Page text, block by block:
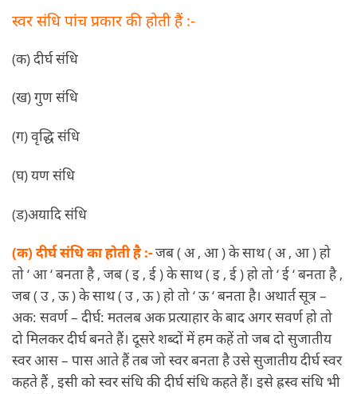
स्वर संधि पांच प्रकार की होती हैं :-
(क) दीर्घ संधि
(ख) गुण संधि
(ग) वृद्धि संधि
(घ) यण संधि
(ड)अयादि संधि
(क) दीर्घ संधि का होती है :-जब ( अ , आ ) के साथ ( अ , आ ) हो
तो ‘ आ ‘ बनता है , जब ( इ , ई ) के साथ ( इ , ई ) हो तो ‘ ई ‘ बनता है ,
जब ( उ , ऊ ) के साथ ( उ , ऊ ) हो तो ‘ ऊ ‘ बनता है। अथार्त सूत्र –
अक: सवर्ण – दीर्घ: मतलब अक प्रत्याहार के बाद अगर सवर्ण हो तो
दो मिलकर दीर्घ बनते हैं। दूसरे शब्दों में हम कहें तो जब दो सुजातीय
स्वर आस – पास आते हैं तब जो स्वर बनता है उसे सुजातीय दीर्घ स्वर
कहते हैं , इसी को स्वर संधि की दीर्घ संधि कहते हैं। इसे ह्रस्व संधि भी